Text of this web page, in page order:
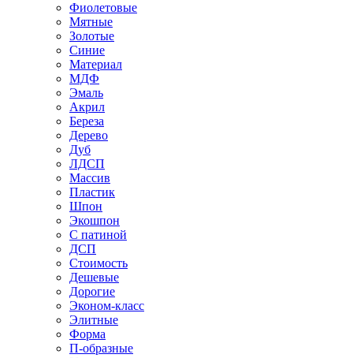
Фиолетовые
Мятные
Золотые
Синие
Материал
МДФ
Эмаль
Акрил
Береза
Дерево
Дуб
ЛДСП
Массив
Пластик
Шпон
Экошпон
С патиной
ДСП
Стоимость
Дешевые
Дорогие
Эконом-класс
Элитные
Форма
П-образные